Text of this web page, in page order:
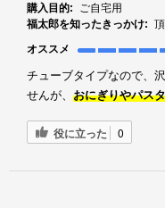
購入目的:
ご自宅用
福太郎を知ったきっかけ:
オススメ
チューブタイプなので、
せんが、 おにぎりやパス
役に立った 0